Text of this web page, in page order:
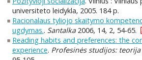
universiteto leidykla, 2005. 184 p.
Racionalaus tyliojo skaitymo
ugdymas.. Santalka2006, 14, 2, 54-65.
Reading habits and preferences: the
experience. Profesinės studijos: